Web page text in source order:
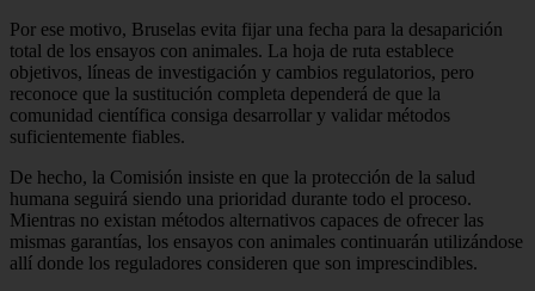
Por ese motivo, Bruselas evita fijar una fecha para la desaparición
total de los ensayos con animales. La hoja de ruta establece
objetivos, líneas de investigación y cambios regulatorios, pero
reconoce que la sustitución completa dependerá de que la
comunidad científica consiga desarrollar y validar métodos
suficientemente fiables.
De hecho, la Comisión insiste en que la protección de la salud
humana seguirá siendo una prioridad durante todo el proceso.
Mientras no existan métodos alternativos capaces de ofrecer las
mismas garantías, los ensayos con animales continuarán utilizándose
allí donde los reguladores consideren que son imprescindibles.